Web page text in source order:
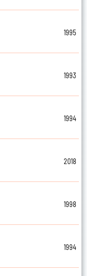
1995
1993
1994
2018
1998
1994